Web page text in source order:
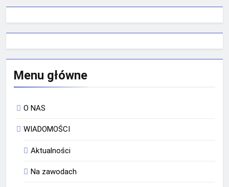
Menu główne
O NAS
WIADOMOŚCI
Aktualności
Na zawodach